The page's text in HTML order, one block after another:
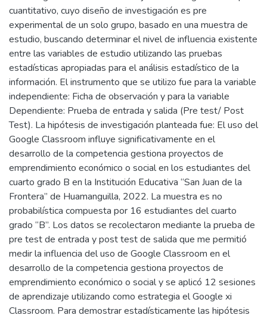
cuantitativo, cuyo diseño de investigación es pre
experimental de un solo grupo, basado en una muestra de
estudio, buscando determinar el nivel de influencia existente
entre las variables de estudio utilizando las pruebas
estadísticas apropiadas para el análisis estadístico de la
información. El instrumento que se utilizo fue para la variable
independiente: Ficha de observación y para la variable
Dependiente: Prueba de entrada y salida (Pre test/ Post
Test). La hipótesis de investigación planteada fue: El uso del
Google Classroom influye significativamente en el
desarrollo de la competencia gestiona proyectos de
emprendimiento económico o social en los estudiantes del
cuarto grado B en la Institución Educativa “San Juan de la
Frontera” de Huamanguilla, 2022. La muestra es no
probabilística compuesta por 16 estudiantes del cuarto
grado “B”. Los datos se recolectaron mediante la prueba de
pre test de entrada y post test de salida que me permitió
medir la influencia del uso de Google Classroom en el
desarrollo de la competencia gestiona proyectos de
emprendimiento económico o social y se aplicó 12 sesiones
de aprendizaje utilizando como estrategia el Google xi
Classroom. Para demostrar estadísticamente las hipótesis